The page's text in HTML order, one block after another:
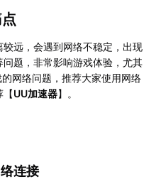
远，会遇到网络不稳定，出现
题，非常影响游戏体验，尤其
网络问题，推荐大家使用网络
【UU加速器】。
连接